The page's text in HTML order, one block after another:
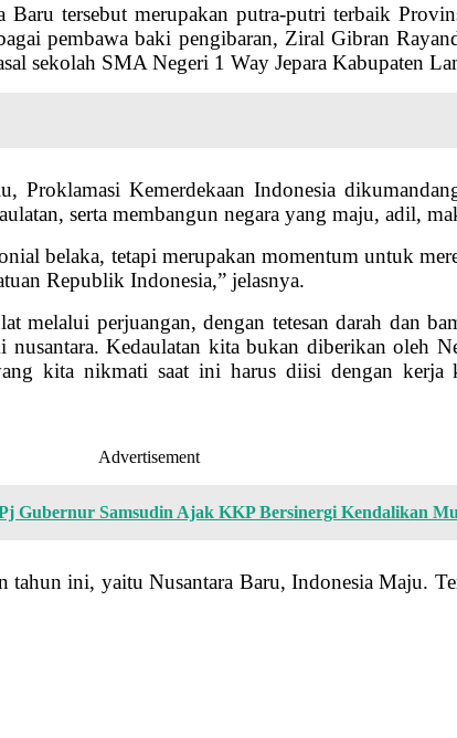
tersebut merupakan putra-putri terbaik
pembawa baki pengibaran, Ziral Gibran
sekolah SMA Negeri 1 Way Jepara Kabupaten
Kemerdekaan Indonesia
serta membangun negara yang maju, adil,
belaka, tetapi merupakan momentum untuk
Republik Indonesia,” jelasnya.
melalui perjuangan, dengan tetesan darah dan
Kedaulatan kita bukan diberikan oleh
kita nikmati saat ini harus diisi dengan kerja
Advertisement
Gubernur Samsudin Ajak KKP Bersinergi Kendalikan
ini, yaitu Nusantara Baru, Indonesia Maju.